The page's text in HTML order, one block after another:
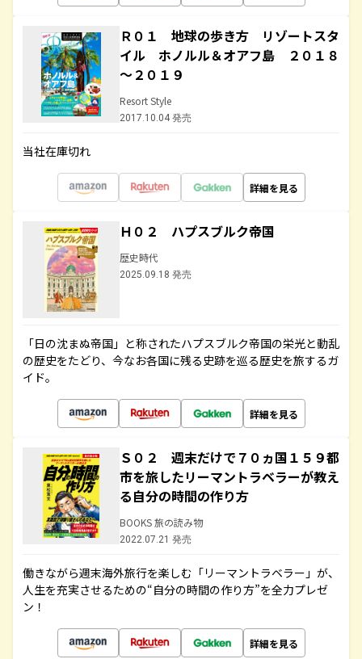
Ｒ０１ 地球の歩き方 リゾートスタ
イル ホノルル＆オアフ島 ２０１８
～２０１９
Resort Style
2017.10.04 発売
当社在庫切れ
詳細を見る
Ｈ０２ ハプスブルク帝国
歴史時代
2025.09.18 発売
「日の沈まぬ帝国」と称されたハプスブルク帝国の栄光と動乱
の歴史をたどり、今なお各国に残る史跡を巡る歴史を旅するガ
イド。
詳細を見る
Ｓ０２ 週末だけで７０ヵ国１５９都
市を旅したリーマントラベラーが教え
る自分の時間の作り方
BOOKS 旅の読み物
2022.07.21 発売
働きながら週末海外旅行を楽しむ「リーマントラベラー」が、
人生を充実させるための“自分の時間の作り方”を全力プレゼ
ン！
詳細を見る